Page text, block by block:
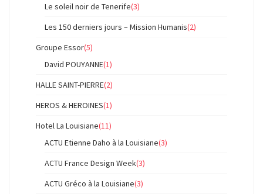
Le soleil noir de Tenerife(3)
Les 150 derniers jours – Mission Humanis(2)
Groupe Essor(5)
David POUYANNE(1)
HALLE SAINT-PIERRE(2)
HEROS & HEROINES(1)
Hotel La Louisiane(11)
ACTU Etienne Daho à la Louisiane(3)
ACTU France Design Week(3)
ACTU Gréco à la Louisiane(3)